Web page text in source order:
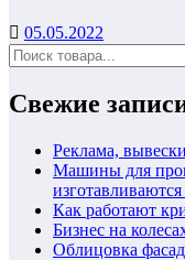
05.05.2022
Свежие
Реклама, вывески
Машины для
Как работают
Бизнес на
Облицовка